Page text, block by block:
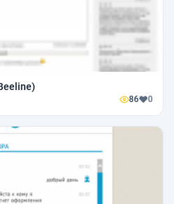
86 0